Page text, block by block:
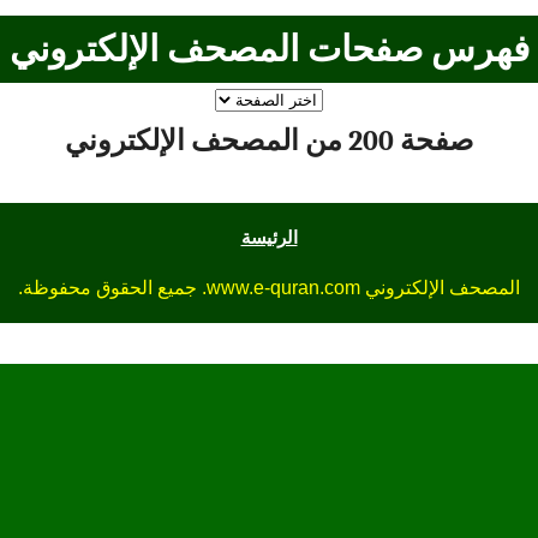
فهرس صفحات المصحف الإلكتروني
صفحة 200 من المصحف الإلكتروني
الرئيسة
المصحف الإلكتروني www.e-quran.com. جميع الحقوق محفوظة.